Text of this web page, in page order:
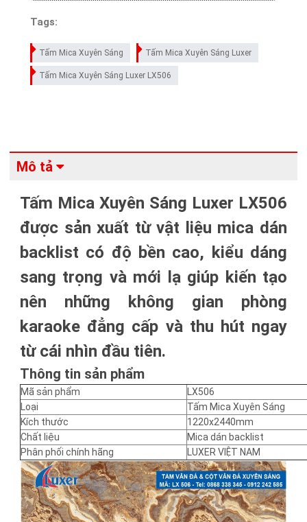
Tags:
Tấm Mica Xuyên Sáng Tấm Mica Xuyên Sáng Luxer
Tấm Mica Xuyên Sáng Luxer LX506
Mô tả
Tấm Mica Xuyên Sáng Luxer LX506
được sản xuất từ vật liệu mica dán
backlist có độ bền cao, kiểu dáng
sang trọng và mới lạ giúp kiến tạo
nên những không gian phòng
karaoke đẳng cấp và thu hút ngay
từ cái nhìn đầu tiên.
Thông tin sản phẩm
Mã sản phẩm
LX506
Loại
Tấm Mica Xuyên Sáng
Kích thước
1220x2440mm
Chất liệu
Mica dán backlist
Phân phối chính hãng
LUXER VIỆT NAM